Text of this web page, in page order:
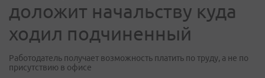
доложит начальству куда
ходил подчиненный
Работодатель получает возможность платить по труду, а не по
присутствию в офисе